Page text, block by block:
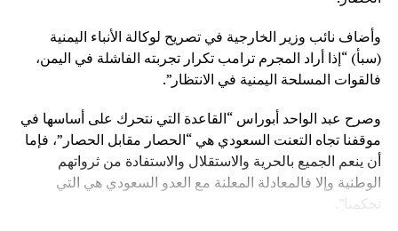
وأضاف نائب وزير الخارجية في تصريح لوكالة الأنباء اليمنية
(سبأ) “إذا أراد المجرم ترامب تكرار تجربته الفاشلة في اليمن،
فالقوات المسلحة اليمنية في الانتظار”.
وصرح عبد الواحد أبوراس “القاعدة التي نتحرك على أساسها في
موقفنا تجاه التعنت السعودي هي “الحصار مقابل الحصار”، فإما
أن ينعم الجميع بالحرية والاستقلال والاستفادة من ثرواتهم
الوطنية وإلا فالمعادلة المعلنة مع العدو السعودي هي التي
تحكمنا”.